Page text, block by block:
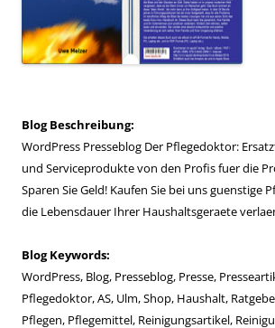
Blog Beschreibung:
WordPress Presseblog Der Pflegedoktor:
und Serviceprodukte von den Profis fuer die
Sparen Sie Geld! Kaufen Sie bei uns guenstige
die Lebensdauer Ihrer Haushaltsgeraete
Blog Keywords:
WordPress, Blog, Presseblog, Presse,
Pflegedoktor, AS, Ulm, Shop, Haushalt,
Pflegen, Pflegemittel, Reinigungsartikel,